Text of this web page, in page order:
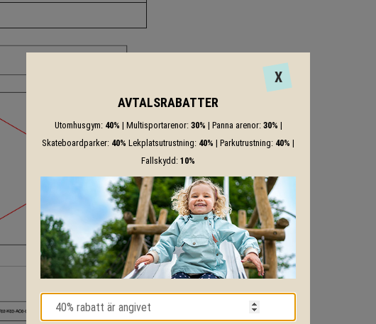
X
AVTALSRABATTER
Utomhusgym: 40% | Multisportarenor: 30% | Panna arenor: 30% |
Skateboardparker: 40% Lekplatsutrustning: 40% | Parkutrustning: 40% |
Fallskydd: 10%